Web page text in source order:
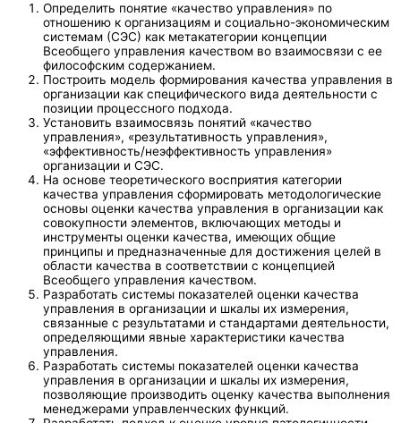
Определить понятие «качество управления» по
отношению к организациям и социально-экономическим
системам (СЭС) как метакатегории концепции
Всеобщего управления качеством во взаимосвязи с ее
философским содержанием.
Построить модель формирования качества управления в
организации как специфического вида деятельности с
позиции процессного подхода.
Установить взаимосвязь понятий «качество
управления», «результативность управления»,
«эффективность/неэффективность управления»
организации и СЭС.
На основе теоретического восприятия категории
качества управления сформировать методологические
основы оценки качества управления в организации как
совокупности элементов, включающих методы и
инструменты оценки качества, имеющих общие
принципы и предназначенные для достижения целей в
области качества в соответствии с концепцией
Всеобщего управления качеством.
Разработать системы показателей оценки качества
управления в организации и шкалы их измерения,
связанные с результатами и стандартами деятельности,
определяющими явные характеристики качества
управления.
Разработать системы показателей оценки качества
управления в организации и шкалы их измерения,
позволяющие производить оценку качества выполнения
менеджерами управленческих функций.